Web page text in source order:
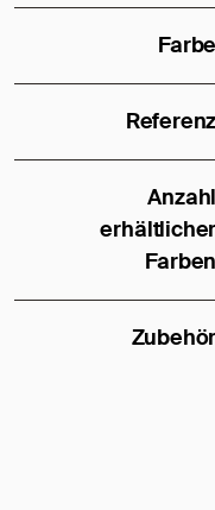
Farbe
Referenz
Anzahl
erhältlicher
Farben
Zubehör